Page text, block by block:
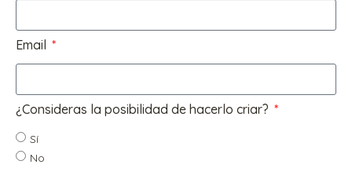
Email
¿Consideras la posibilidad de hacerlo criar?
Sí
No